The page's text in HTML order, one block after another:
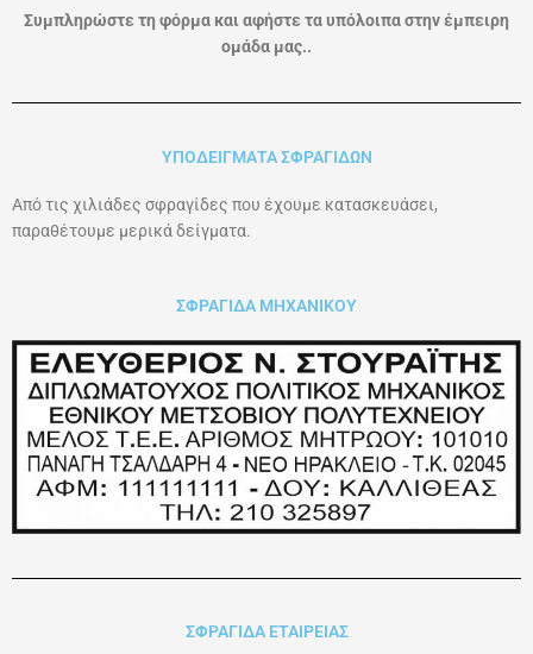
Συμπληρώστε τη φόρμα και αφήστε τα υπόλοιπα στην έμπειρη
ομάδα μας..
ΥΠΟΔΕΙΓΜΑΤΑ ΣΦΡΑΓΙΔΩΝ
Από τις χιλιάδες σφραγίδες που έχουμε κατασκευάσει,
παραθέτουμε μερικά δείγματα.
ΣΦΡΑΓΙΔΑ ΜΗΧΑΝΙΚΟΥ
ΣΦΡΑΓΙΔΑ ΕΤΑΙΡΕΙΑΣ